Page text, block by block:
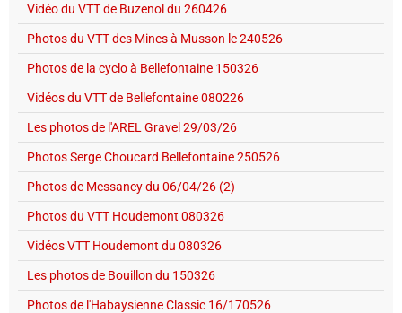
Vidéo du VTT de Buzenol du 260426
Photos du VTT des Mines à Musson le 240526
Photos de la cyclo à Bellefontaine 150326
Vidéos du VTT de Bellefontaine 080226
Les photos de l'AREL Gravel 29/03/26
Photos Serge Choucard Bellefontaine 250526
Photos de Messancy du 06/04/26 (2)
Photos du VTT Houdemont 080326
Vidéos VTT Houdemont du 080326
Les photos de Bouillon du 150326
Photos de l'Habaysienne Classic 16/170526